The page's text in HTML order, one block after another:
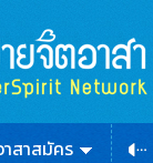
าสาสมัคร